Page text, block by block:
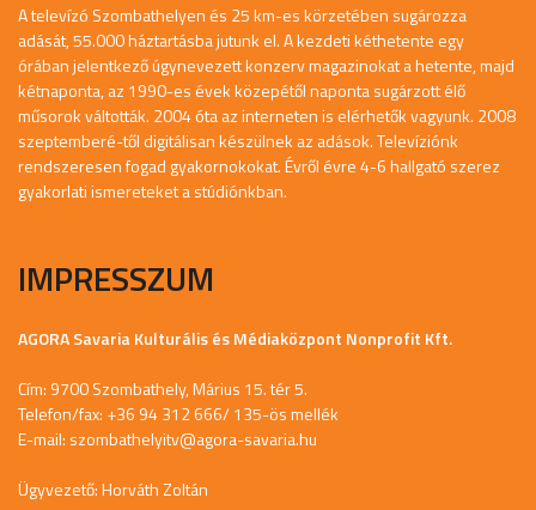
A televízó Szombathelyen és 25 km-es körzetében sugározza
adását, 55.000 háztartásba jutunk el. A kezdeti kéthetente egy
órában jelentkező úgynevezett konzerv magazinokat a hetente, majd
kétnaponta, az 1990-es évek közepétől naponta sugárzott élő
műsorok váltották. 2004 óta az interneten is elérhetők vagyunk. 2008
szeptemberé-től digitálisan készülnek az adások. Televíziónk
rendszeresen fogad gyakornokokat. Évről évre 4-6 hallgató szerez
gyakorlati ismereteket a stúdiónkban.
IMPRESSZUM
AGORA Savaria Kulturális és Médiaközpont Nonprofit Kft.
Cím: 9700 Szombathely, Márius 15. tér 5.
Telefon/fax: +36 94 312 666/ 135-ös mellék
E-mail: szombathelyitv@agora-savaria.hu
Ügyvezető: Horváth Zoltán